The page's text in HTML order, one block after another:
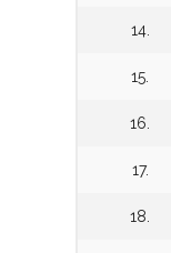
14.
15.
16.
17.
18.